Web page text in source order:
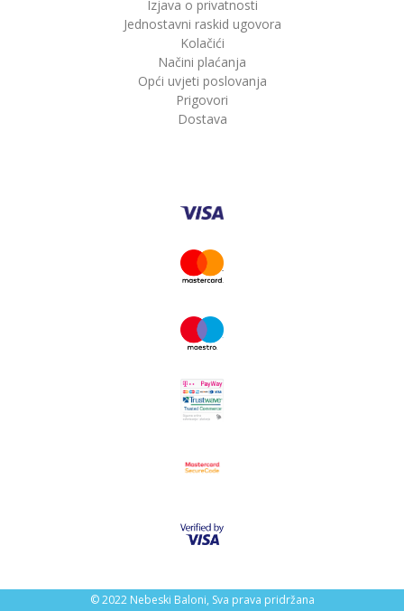
Izjava o privatnosti
Jednostavni raskid ugovora
Kolačići
Načini plaćanja
Opći uvjeti poslovanja
Prigovori
Dostava
© 2022 Nebeski Baloni, Sva prava pridržana